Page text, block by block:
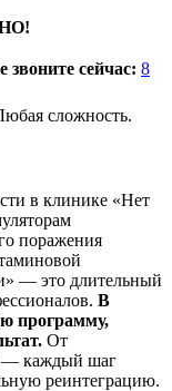
сейчас: 8
сложность.
в клинике «Нет
поражения
— это длительный
В
программу,
От
— каждый шаг
реинтеграцию.